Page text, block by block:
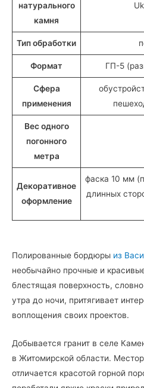
натурального
камня
Тип обработки
Формат ГП-5
Сфера
применения
Вес одного
погонного
метра
Декоративное
оформление
фаска 10 мм
длинных
Полированные бордюры из
необычайно прочные и
блестящая поверхность,
утра до ночи, притягивает
воплощения своих проектов.
Добывается гранит в селе
в Житомирской области.
отличается красотой горной